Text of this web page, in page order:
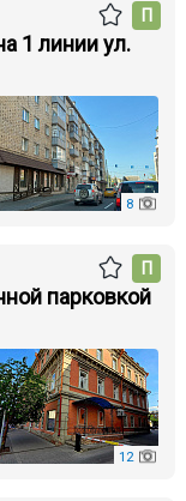
1 линии ул.
П
8
парковкой
П
12